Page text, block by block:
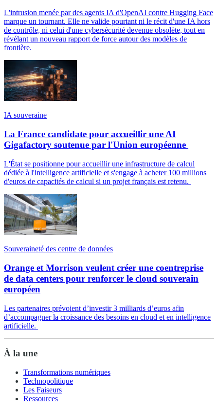
L'intrusion menée par des agents IA d'OpenAI contre Hugging Face
marque un tournant. Elle ne valide pourtant ni le récit d'une IA hors
de contrôle, ni celui d'une cybersécurité devenue obsolète, tout en
révélant un nouveau rapport de force autour des modèles de
frontière.
IA souveraine
La France candidate pour accueillir une AI
Gigafactory soutenue par l'Union européenne
L'État se positionne pour accueillir une infrastructure de calcul
dédiée à l'intelligence artificielle et s'engage à acheter 100 millions
d'euros de capacités de calcul si un projet français est retenu.
Souveraineté des centre de données
Orange et Morrison veulent créer une coentreprise
de data centers pour renforcer le cloud souverain
européen
Les partenaires prévoient d’investir 3 milliards d’euros afin
d’accompagner la croissance des besoins en cloud et en intelligence
artificielle.
À la une
Transformations numériques
Technopolitique
Les Faiseurs
Ressources